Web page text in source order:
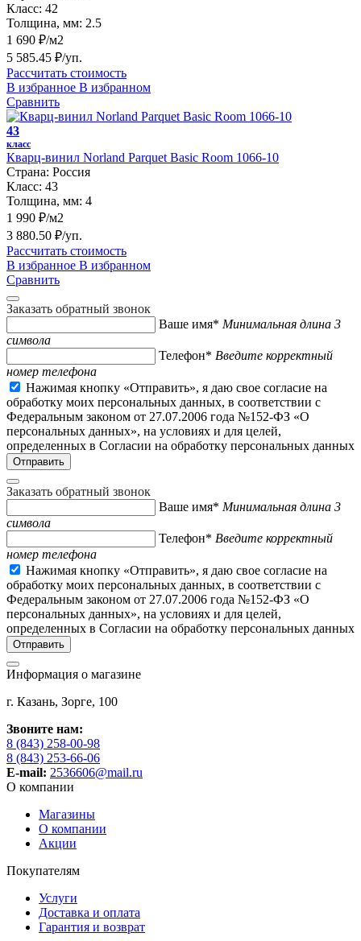
Класс: 42
Толщина, мм: 2.5
1 690 ₽/м2
5 585.45 ₽/уп.
Рассчитать стоимость
В избранное В избранном
Сравнить
43
класс
Кварц-винил Norland Parquet Basic Room 1066-10
Страна: Россия
Класс: 43
Толщина, мм: 4
1 990 ₽/м2
3 880.50 ₽/уп.
Рассчитать стоимость
В избранное В избранном
Сравнить
Заказать обратный звонок
Ваше имя* Минимальная длина 3
символа
Телефон* Введите корректный
номер телефона
Нажимая кнопку «Отправить», я даю свое согласие на
обработку моих персональных данных, в соответствии с
Федеральным законом от 27.07.2006 года №152-ФЗ «О
персональных данных», на условиях и для целей,
определенных в Согласии на обработку персональных данных
Заказать обратный звонок
Ваше имя* Минимальная длина 3
символа
Телефон* Введите корректный
номер телефона
Нажимая кнопку «Отправить», я даю свое согласие на
обработку моих персональных данных, в соответствии с
Федеральным законом от 27.07.2006 года №152-ФЗ «О
персональных данных», на условиях и для целей,
определенных в Согласии на обработку персональных данных
Информация о магазине
г. Казань, Зорге, 100
Звоните нам:
8 (843) 258-00-98
8 (843) 253-66-06
E-mail: 2536606@mail.ru
О компании
Магазины
О компании
Акции
Покупателям
Услуги
Доставка и оплата
Гарантия и возврат